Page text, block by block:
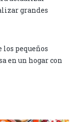
grandes
los pequeños
en un hogar con